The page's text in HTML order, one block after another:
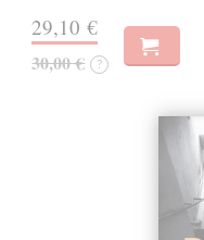
29,10 €
30,00 € ?